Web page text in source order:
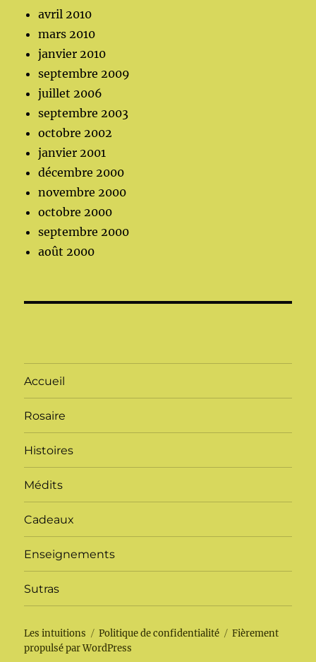
avril 2010
mars 2010
janvier 2010
septembre 2009
juillet 2006
septembre 2003
octobre 2002
janvier 2001
décembre 2000
novembre 2000
octobre 2000
septembre 2000
août 2000
Accueil
Rosaire
Histoires
Médits
Cadeaux
Enseignements
Sutras
Les intuitions Politique de confidentialité
Fièrement
propulsé par WordPress